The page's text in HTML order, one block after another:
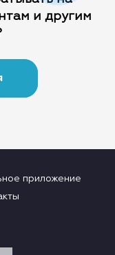
и другим
приложение